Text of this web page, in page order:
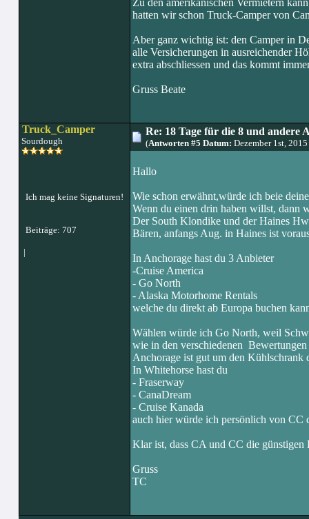
Zu den amerikanischen Vermietern
hatten wir schon Truck-Camper von
Aber ganz wichtig ist: den Camper in
alle Versicherungen in ausreichender
extra abschliessen und das kommt
Gruss Beate
Truck_Camper
Sourdough
Ich mag keine Signaturen!
Beiträge: 707
|
Re: 18 Tage für die 8 und andere
(Antworten #5 Datum: Dezember 1st,
Hallo
Wie schon erwähnt,würde ich beie
Wenn du einen drin haben willst, dann
Der South Klondike und der Haines
Bären, anfangs Aug. in Haines ist
In Anchorage hast du 3 Anbieter
-Cruise America
- Go North
- Alaska Motorhome Rentals
welche du direkt ab Europa buchen
Wählen würde ich Go North, weil
wie in den verschiedenen
Anchorage ist gut um den Kühlschrank
In Whitehorse hast du
- Fraserway
- CanaDream
- Cruise Kanada
auch hier würde ich persönlich von CC
Klar ist, dass CA und CC die günstigen
Gruss
TC